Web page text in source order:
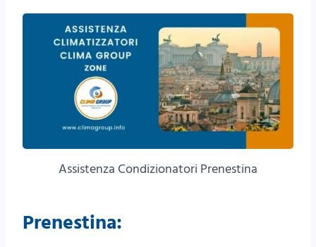
Assistenza Condizionatori Prenestina
Prenestina: